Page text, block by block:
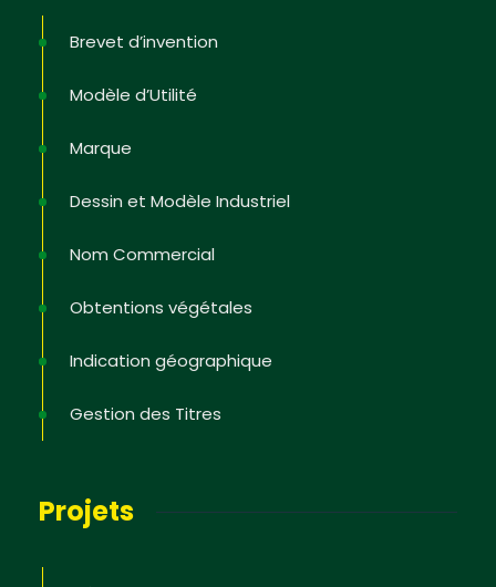
Brevet d’invention
Modèle d’Utilité
Marque
Dessin et Modèle Industriel
Nom Commercial
Obtentions végétales
Indication géographique
Gestion des Titres
Projets